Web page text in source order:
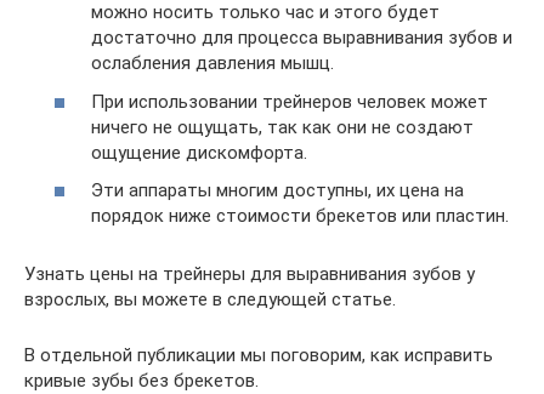
можно носить только час и этого будет
достаточно для процесса выравнивания зубов и
ослабления давления мышц.
При использовании трейнеров человек может
ничего не ощущать, так как они не создают
ощущение дискомфорта.
Эти аппараты многим доступны, их цена на
порядок ниже стоимости брекетов или пластин.
Узнать цены на трейнеры для выравнивания зубов у
взрослых, вы можете в следующей статье.
В отдельной публикации мы поговорим, как исправить
кривые зубы без брекетов.